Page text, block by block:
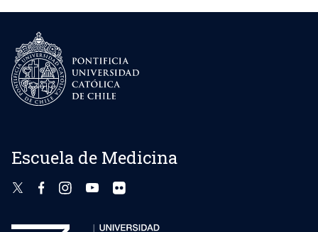
Escuela de Medicina